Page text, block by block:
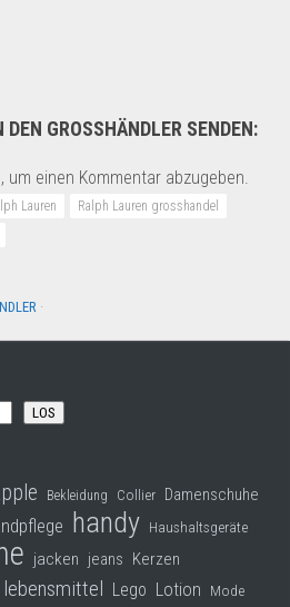
GROSSHÄNDLER SENDEN:
um einen Kommentar abzugeben.
Lauren
Ralph Lauren grosshandel
·
LOS
Bekleidung Collier Damenschuhe
handy Haushaltsgeräte
jacken jeans Kerzen
lebensmittel Lego Lotion Mode